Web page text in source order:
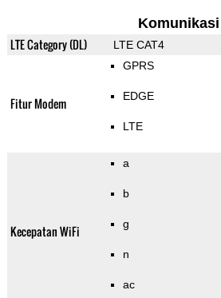
Komunikasi
LTE Category (DL) LTE CAT4
Fitur Modem
GPRS
EDGE
LTE
Kecepatan WiFi
a
b
g
n
ac